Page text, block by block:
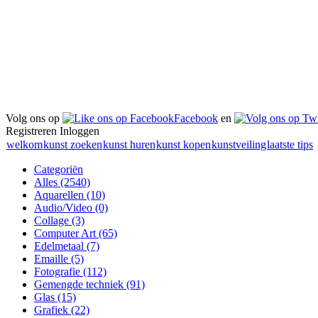
Volg ons op Facebook en
Registreren Inloggen
welkomkunst zoekenkunst hurenkunst kopenkunstveilinglaatste tips
Categoriën
Alles (2540)
Aquarellen (10)
Audio/Video (0)
Collage (3)
Computer Art (65)
Edelmetaal (7)
Emaille (5)
Fotografie (112)
Gemengde techniek (91)
Glas (15)
Grafiek (22)